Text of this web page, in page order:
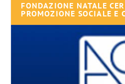
FONDAZIONE NATALE
PROMOZIONE SOCIALE E